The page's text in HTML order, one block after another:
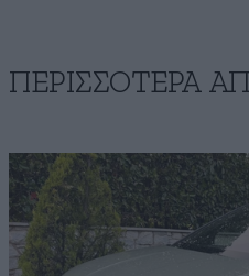
ΠΕΡΙΣΣΟΤΕΡΑ